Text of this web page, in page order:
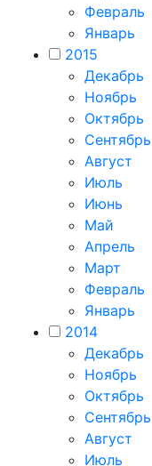
Февраль
Январь
2015
Декабрь
Ноябрь
Октябрь
Сентябрь
Август
Июль
Июнь
Май
Апрель
Март
Февраль
Январь
2014
Декабрь
Ноябрь
Октябрь
Сентябрь
Август
Июль